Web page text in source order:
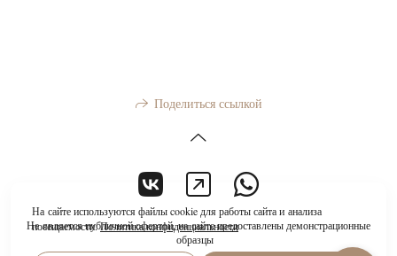
Поделиться ссылкой
Не является публичной офертой, на сайте предоставлены демонстрационные
образцы
На сайте используются файлы cookie для работы сайта и анализа
посещаемости.Политика конфиденциальности